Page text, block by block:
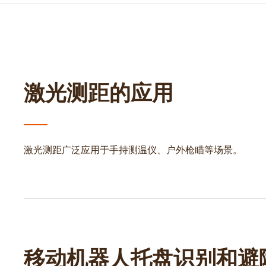
激光测距的应用
激光测距广泛应用于手持测温仪、户外枪瞄等场景。
移动机器人托盘识别和避